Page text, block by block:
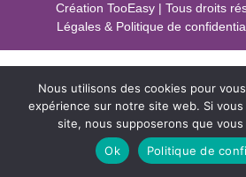
Création TooEasy | Tous droits
Légales & Politique de
Nous utilisons des cookies pour
expérience sur notre site web. Si
site, nous supposerons que
Ok
Politique de